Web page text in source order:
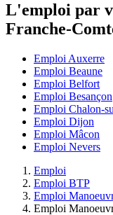
L'emploi par
Franche-
Emploi Auxerre
Emploi Beaune
Emploi Belfort
Emploi Besançon
Emploi Chalon-
Emploi Dijon
Emploi Mâcon
Emploi Nevers
Emploi
Emploi BTP
Emploi
Emploi